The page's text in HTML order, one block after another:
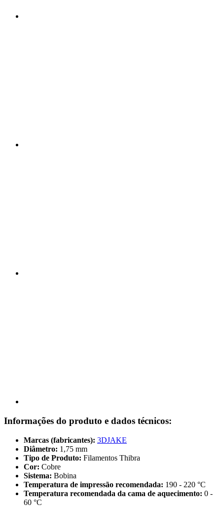
Informações do produto e dados técnicos:
Marcas (fabricantes): 3DJAKE
Diâmetro: 1,75 mm
Tipo de Produto: Filamentos Thibra
Cor: Cobre
Sistema: Bobina
Temperatura de impressão recomendada: 190 - 220 °C
Temperatura recomendada da cama de aquecimento: 0 -
60 °C